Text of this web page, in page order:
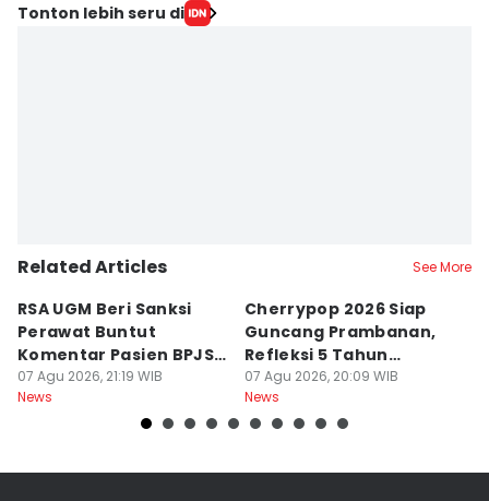
Tonton lebih seru di
Related Articles See More
RSA UGM Beri Sanksi
Perawat Buntut
Komentar Pasien BPJS
di Medsos
07 Agu 2026, 21:19 WIB
News
Cherrypop 2026 Siap
Guncang Prambanan,
Refleksi 5 Tahun
Perjalanan
07 Agu 2026, 20:09 WIB
News